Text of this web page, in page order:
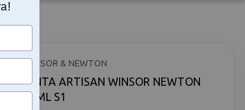
WINSOR & NEWTON
TINTA ARTISAN WINSOR NEWTON
37ML S1